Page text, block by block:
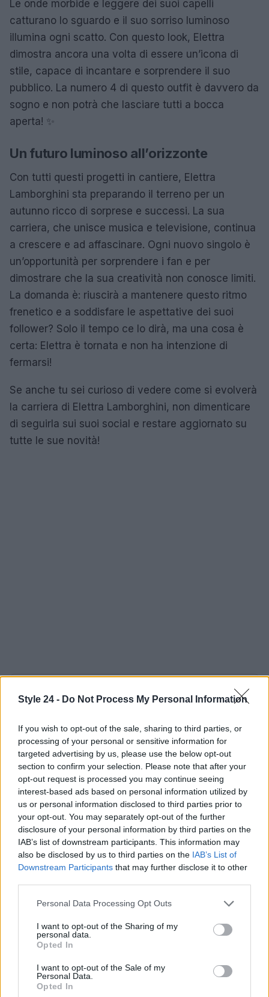
Style 24 - Do Not Process My Personal Information
If you wish to opt-out of the sale, sharing to third parties, or
processing of your personal or sensitive information for
targeted advertising by us, please use the below opt-out
section to confirm your selection. Please note that after your
opt-out request is processed you may continue seeing
interest-based ads based on personal information utilized by
us or personal information disclosed to third parties prior to
your opt-out. You may separately opt-out of the further
disclosure of your personal information by third parties on the
IAB’s list of downstream participants. This information may
also be disclosed by us to third parties on the IAB’s List of
Downstream Participants that may further disclose it to other
Please note that this website/app uses one or more Google
not limited to your visit or usage behaviour. You may click to
grant or deny consent to Google and its third-party tags to
use your data for below specified purposes in below Google
consent section.
Personal Data Processing Opt Outs
I want to opt-out of the Sharing of my
personal data.
Opted In
I want to opt-out of the Sale of my
Personal Data.
Opted In
Le onde morbide e leggere dei suoi capelli
catturano lo sguardo e il suo sorriso luminoso
illumina ogni scatto. Con questo look, Elettra
dimostra ancora una volta di essere un’icona di
stile, capace di incantare e sorprendere il suo
pubblico. La numero 4 di questo outfit è davvero da
sogno e non potrà che lasciare tutti a bocca
aperta! ✨
Un futuro luminoso all’orizzonte
Con tutti questi progetti in cantiere, Elettra
Lamborghini sta preparando il terreno per un
autunno ricco di sorprese e successi. La sua
carriera, che unisce musica e televisione, continua
a crescere e ad affascinare. Ogni nuovo singolo è
un’opportunità per sorprendere i fan e per
dimostrare che la sua creatività non conosce limiti.
La domanda è: riuscirà a mantenere questo ritmo
frenetico e a soddisfare le aspettative dei suoi
follower? Solo il tempo ce lo dirà, ma una cosa è
certa: Elettra è tornata e non ha intenzione di
fermarsi!
Se anche tu sei curioso di vedere come si evolverà
la carriera di Elettra Lamborghini, non dimenticare
di seguirla sui suoi social e restare aggiornato su
tutte le sue novità!
Staff